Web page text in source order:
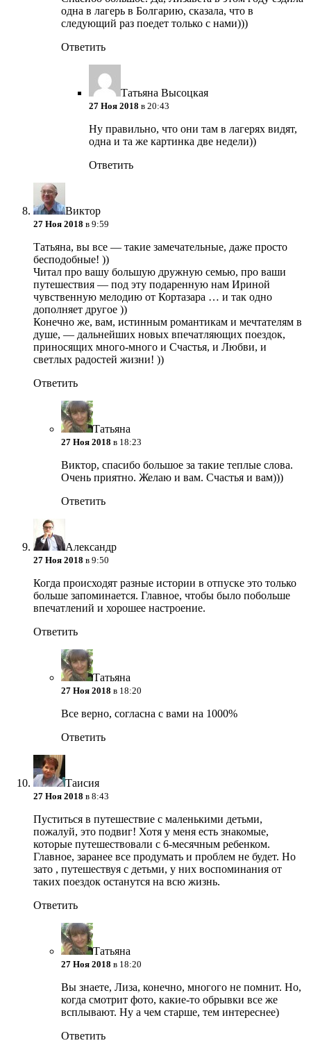
одна в лагерь в Болгарию, сказала, что в
следующий раз поедет только с нами)))
Ответить
Татьяна Высоцкая
27 Ноя 2018 в 20:43
Ну правильно, что они там в лагерях видят,
одна и та же картинка две недели))
Ответить
Виктор
27 Ноя 2018 в 9:59
Татьяна, вы все — такие замечательные, даже просто
бесподобные! ))
Читал про вашу большую дружную семью, про ваши
путешествия — под эту подаренную нам Ириной
чувственную мелодию от Кортазара … и так одно
дополняет другое ))
Конечно же, вам, истинным романтикам и мечтателям в
душе, — дальнейших новых впечатляющих поездок,
приносящих много-много и Счастья, и Любви, и
светлых радостей жизни! ))
Ответить
Татьяна
27 Ноя 2018 в 18:23
Виктор, спасибо большое за такие теплые слова.
Очень приятно. Желаю и вам. Счастья и вам)))
Ответить
Александр
27 Ноя 2018 в 9:50
Когда происходят разные истории в отпуске это только
больше запоминается. Главное, чтобы было побольше
впечатлений и хорошее настроение.
Ответить
Татьяна
27 Ноя 2018 в 18:20
Все верно, согласна с вами на 1000%
Ответить
Таисия
27 Ноя 2018 в 8:43
Пуститься в путешествие с маленькими детьми,
пожалуй, это подвиг! Хотя у меня есть знакомые,
которые путешествовали с 6-месячным ребенком.
Главное, заранее все продумать и проблем не будет. Но
зато , путешествуя с детьми, у них воспоминания от
таких поездок останутся на всю жизнь.
Ответить
Татьяна
27 Ноя 2018 в 18:20
Вы знаете, Лиза, конечно, многого не помнит. Но,
когда смотрит фото, какие-то обрывки все же
всплывают. Ну а чем старше, тем интереснее)
Ответить